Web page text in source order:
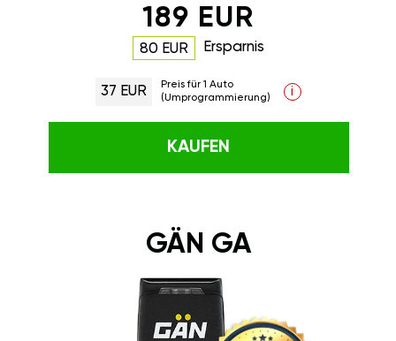
189 EUR
80 EUR Ersparnis
37 EUR
Preis für 1 Auto
(Umprogrammierung)
i
KAUFEN
GÄN GA